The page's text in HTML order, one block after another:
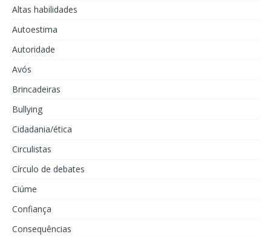
Altas habilidades
Autoestima
Autoridade
Avós
Brincadeiras
Bullying
Cidadania/ética
Circulistas
Círculo de debates
Ciúme
Confiança
Consequências